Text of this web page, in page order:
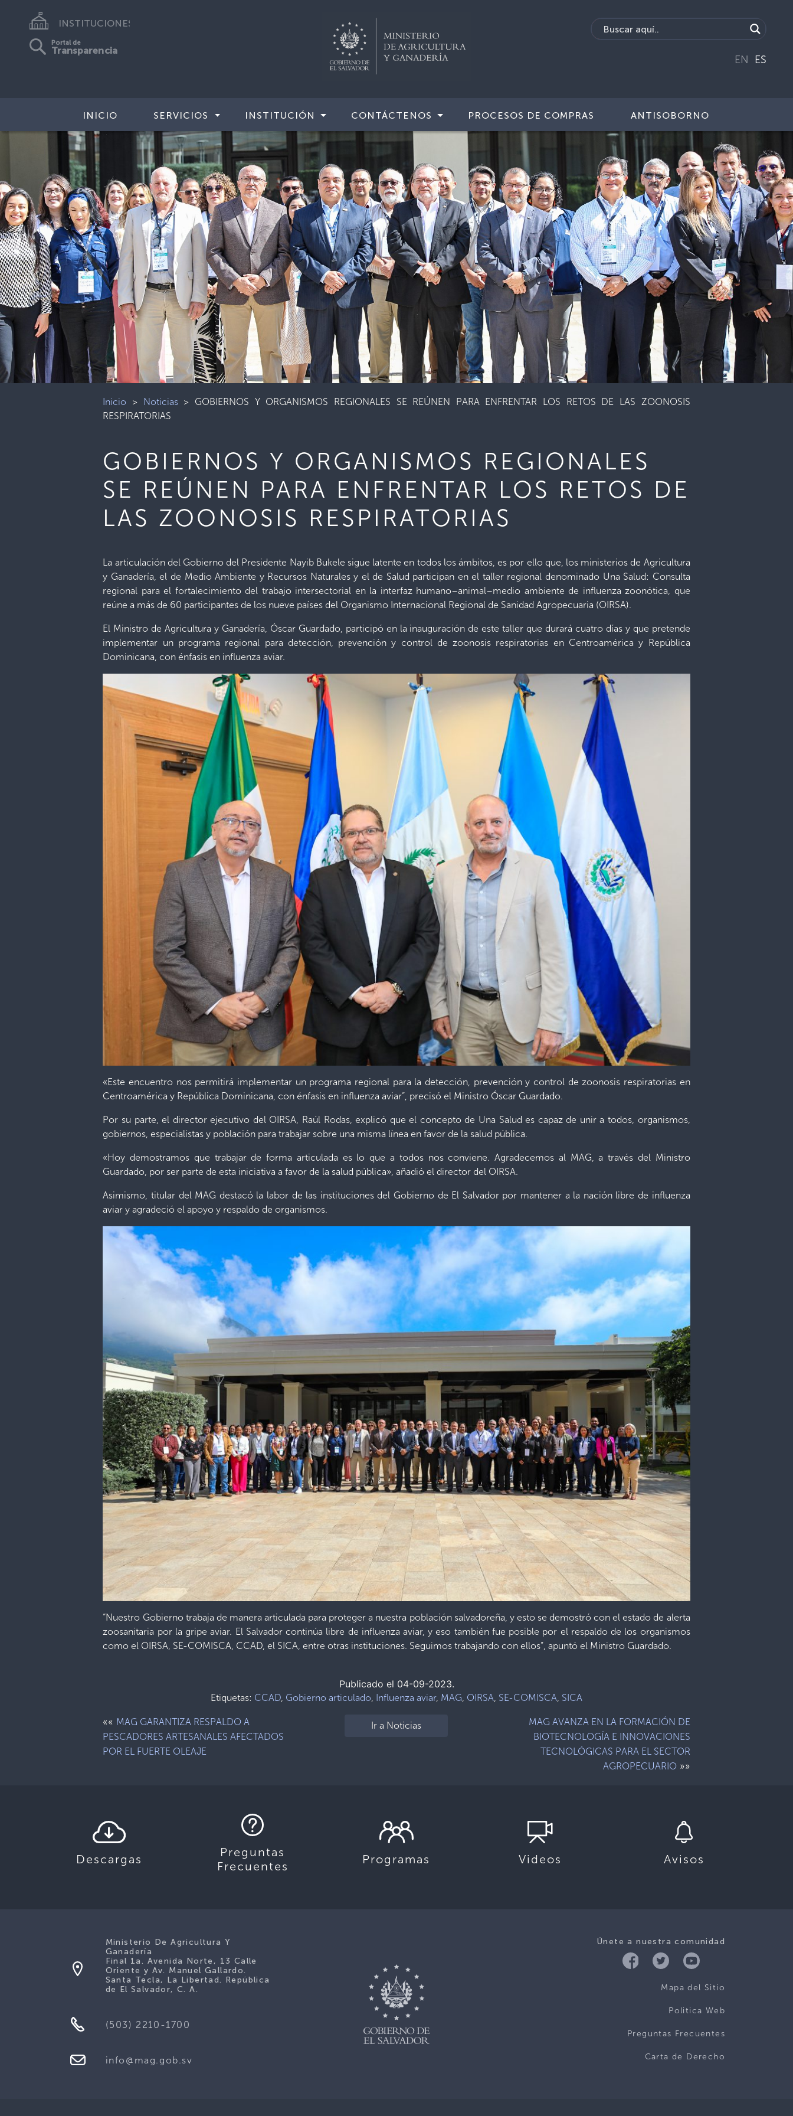
INSTITUCIONES
Portal de
Transparencia
EN ES
INICIO SERVICIOS INSTITUCIÓN CONTÁCTENOS PROCESOS DE COMPRAS ANTISOBORNO
Inicio > Noticias> GOBIERNOS Y ORGANISMOS REGIONALES SE REÚNEN PARA ENFRENTAR LOS RETOS DE LAS ZOONOSIS
RESPIRATORIAS
GOBIERNOS Y ORGANISMOS REGIONALES
SE REÚNEN PARA ENFRENTAR LOS RETOS DE
LAS ZOONOSIS RESPIRATORIAS
La articulación del Gobierno del Presidente Nayib Bukele sigue latente en todos los ámbitos, es por ello que, los ministerios de Agricultura
y Ganadería, el de Medio Ambiente y Recursos Naturales y el de Salud participan en el taller regional denominado Una Salud: Consulta
regional para el fortalecimiento del trabajo intersectorial en la interfaz humano–animal–medio ambiente de influenza zoonótica, que
reúne a más de 60 participantes de los nueve países del Organismo Internacional Regional de Sanidad Agropecuaria (OIRSA).
El Ministro de Agricultura y Ganadería, Óscar Guardado, participó en la inauguración de este taller que durará cuatro días y que pretende
implementar un programa regional para detección, prevención y control de zoonosis respiratorias en Centroamérica y República
Dominicana, con énfasis en influenza aviar.
«Este encuentro nos permitirá implementar un programa regional para la detección, prevención y control de zoonosis respiratorias en
Centroamérica y República Dominicana, con énfasis en influenza aviar”, precisó el Ministro Óscar Guardado.
Por su parte, el director ejecutivo del OIRSA, Raúl Rodas, explicó que el concepto de Una Salud es capaz de unir a todos, organismos,
gobiernos, especialistas y población para trabajar sobre una misma línea en favor de la salud pública.
«Hoy demostramos que trabajar de forma articulada es lo que a todos nos conviene. Agradecemos al MAG, a través del Ministro
Guardado, por ser parte de esta iniciativa a favor de la salud pública», añadió el director del OIRSA.
Asimismo, titular del MAG destacó la labor de las instituciones del Gobierno de El Salvador por mantener a la nación libre de influenza
aviar y agradeció el apoyo y respaldo de organismos.
“Nuestro Gobierno trabaja de manera articulada para proteger a nuestra población salvadoreña, y esto se demostró con el estado de alerta
zoosanitaria por la gripe aviar. El Salvador continúa libre de influenza aviar, y eso también fue posible por el respaldo de los organismos
como el OIRSA, SE-COMISCA, CCAD, el SICA, entre otras instituciones. Seguimos trabajando con ellos”, apuntó el Ministro Guardado.
Publicado el 04-09-2023.
Etiquetas: CCAD, Gobierno articulado, Influenza aviar, MAG, OIRSA, SE-COMISCA, SICA
«« MAG GARANTIZA RESPALDO A
PESCADORES ARTESANALES AFECTADOS
POR EL FUERTE OLEAJE
Ir a Noticias
MAG AVANZA EN LA FORMACIÓN DE
BIOTECNOLOGÍA E INNOVACIONES
TECNOLÓGICAS PARA EL SECTOR
AGROPECUARIO»»
Descargas
Preguntas
Frecuentes
Programas Videos Avisos
Únete a nuestra comunidad
Mapa del Sitio
Politica Web
Preguntas Frecuentes
Carta de Derecho
Ministerio De Agricultura Y
Ganadería
Final 1a. Avenida Norte, 13 Calle
Oriente y Av. Manuel Gallardo.
Santa Tecla, La Libertad. República
de El Salvador, C. A.
(503) 2210-1700
info@mag.gob.sv